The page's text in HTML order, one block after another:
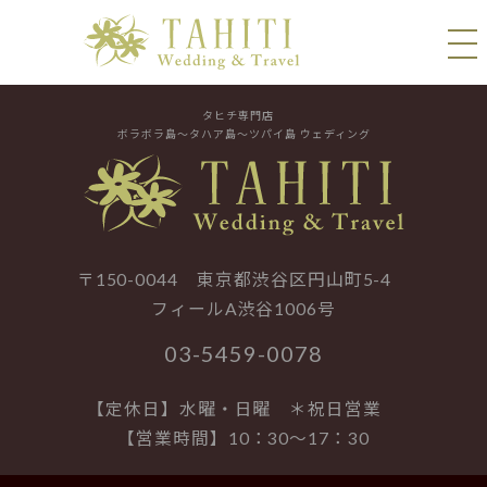
タヒチ専門店
ボラボラ島～タハア島～ツパイ島 ウェディング
〒150-0044 東京都渋谷区円山町5-4
フィールA渋谷1006号
03-5459-0078
【定休日】水曜・日曜 ＊祝日営業
【営業時間】10：30～17：30